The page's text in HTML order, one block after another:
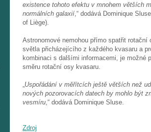
existence tohoto efektu v mnohem větších
normálních galaxií,“ dodává Dominique
of Liège).
Astronomové nemohou přímo spatřit
světla přicházejícího z každého kvasaru a
kombinaci s dalšími informacemi, je
směru rotační osy kvasaru.
„Uspořádání v měřítcích ještě větších než
nových pozorovacích datech by mohlo být
vesmíru,“ dodává Dominique Sluse.
Zdroj